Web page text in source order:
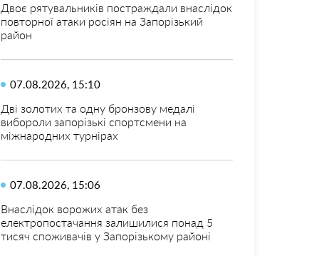
Двоє рятувальників постраждали внаслідок
повторної атаки росіян на Запорізький
район
07.08.2026, 15:10
Дві золотих та одну бронзову медалі
вибороли запорізькі спортсмени на
міжнародних турнірах
07.08.2026, 15:06
Внаслідок ворожих атак без
електропостачання залишилися понад 5
тисяч споживачів у Запорізькому районі